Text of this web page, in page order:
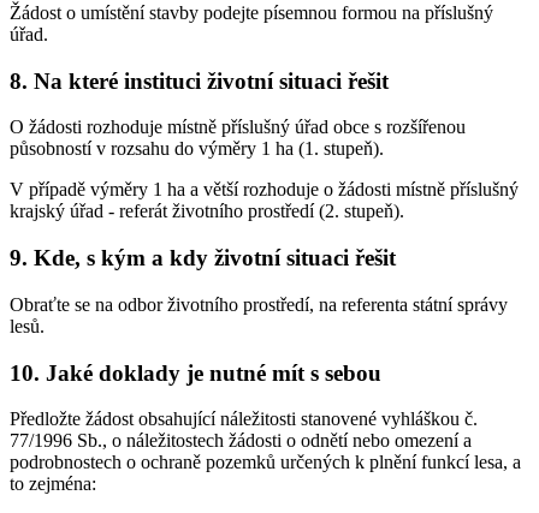
Žádost o umístění stavby podejte písemnou formou na příslušný
úřad.
8. Na které instituci životní situaci řešit
O žádosti rozhoduje místně příslušný úřad obce s rozšířenou
působností v rozsahu do výměry 1 ha (1. stupeň).
V případě výměry 1 ha a větší rozhoduje o žádosti místně příslušný
krajský úřad - referát životního prostředí (2. stupeň).
9. Kde, s kým a kdy životní situaci řešit
Obraťte se na odbor životního prostředí, na referenta státní správy
lesů.
10. Jaké doklady je nutné mít s sebou
Předložte žádost obsahující náležitosti stanovené vyhláškou č.
77/1996 Sb., o náležitostech žádosti o odnětí nebo omezení a
podrobnostech o ochraně pozemků určených k plnění funkcí lesa, a
to zejména: